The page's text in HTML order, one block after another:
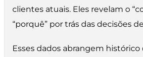
clientes atuais. Eles revelam o
“porquê” por trás das decisões
Esses dados abrangem histórico